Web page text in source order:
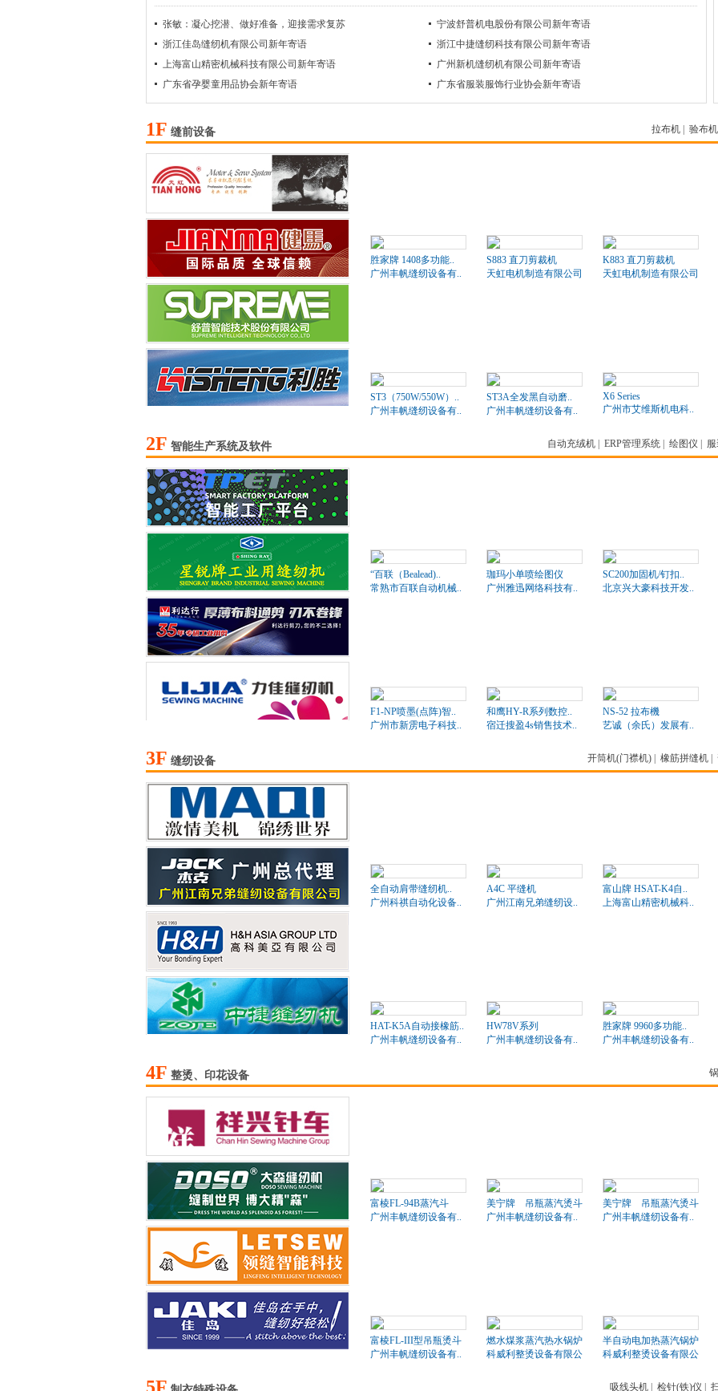
张敏：凝心挖潜、做好准备，迎接需求复苏
宁波舒普机电股份有限公司新年寄语
浙江佳岛缝纫机有限公司新年寄语
浙江中捷缝纫科技有限公司新年寄语
上海富山精密机械科技有限公司新年寄语
广州新机缝纫机有限公司新年寄语
广东省孕婴童用品协会新年寄语
广东省服装服饰行业协会新年寄语
拉布机 验布机
1F 缝前设备
胜家牌 1408多功能..
广州丰帆缝纫设备有..
S883 直刀剪裁机
天虹电机制造有限公司
K883 直刀剪裁机
天虹电机制造有限公司
ST3（750W/550W）..
广州丰帆缝纫设备有..
ST3A全发黑自动磨..
广州丰帆缝纫设备有..
X6 Series
广州市艾维斯机电科..
自动充绒机 ERP管理系统 绘图仪
2F 智能生产系统及软件
“百联（Bealead)..
常熟市百联自动机械..
珈玛小单喷绘图仪
广州雅迅网络科技有..
SC200加固机/钉扣..
北京兴大豪科技开发..
F1-NP喷墨(点阵)智..
广州市新雳电子科技..
和鹰HY-R系列数控..
宿迁搜盈4s销售技术..
NS-52 拉布機
艺诚（余氏）发展有..
开筒机(门襟机) 橡筋拼缝机
3F 缝纫设备
全自动肩带缝纫机..
广州科祺自动化设备..
A4C 平缝机
广州江南兄弟缝纫设..
富山牌 HSAT-K4自..
上海富山精密机械科..
HAT-K5A自动接橡筋..
广州丰帆缝纫设备有..
HW78V系列
广州丰帆缝纫设备有..
胜家牌 9960多功能..
广州丰帆缝纫设备有..
4F 整烫、印花设备
富棱FL-94B蒸汽斗
广州丰帆缝纫设备有..
美宁牌 吊瓶蒸汽烫斗
广州丰帆缝纫设备有..
美宁牌 吊瓶蒸汽烫斗
广州丰帆缝纫设备有..
富棱FL-III型吊瓶烫斗
广州丰帆缝纫设备有..
燃水煤浆蒸汽热水锅炉
科威利整烫设备有限公司
半自动电加热蒸汽锅炉
科威利整烫设备有限公司
吸线头机 检针(铁)仪